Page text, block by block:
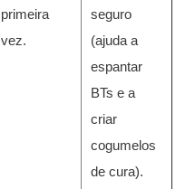
primeira
vez.
seguro
(ajuda a
espantar
BTs e a
criar
cogumelos
de cura).